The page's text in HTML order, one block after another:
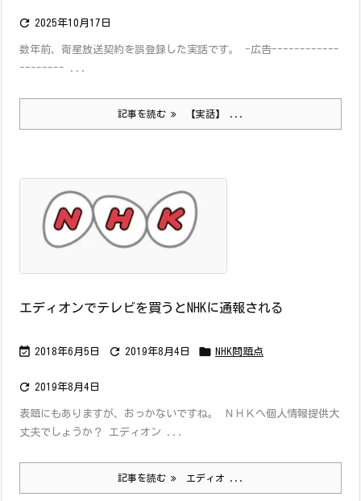
 2025年10月17日
数年前、衛星放送契約を誤登録した実話です。 -広告------------
-------- ...
記事を読む 【実話】 ...
エディオンでテレビを買うとNHKに通報される
 2018年6月5日  2019年8月4日  NHK問題点
 2019年8月4日
表題にもありますが、おっかないですね。 ＮＨＫへ個人情報提供大
丈夫でしょうか？ エディオン ...
記事を読む エディオ ...